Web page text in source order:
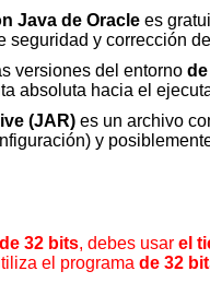
Java de Oracle es
seguridad y corrección
versiones del entorno
absoluta hacia el
(JAR) es un archivo
y
32 bits, debes usar el
el programa de 32